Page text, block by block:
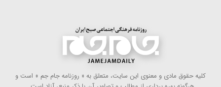
كلیه حقوق مادی و معنوی این سایت، متعلق به « روزنامه جام جم » است و